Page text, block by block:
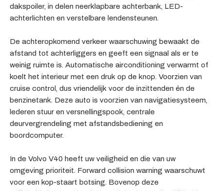
dakspoiler, in delen neerklapbare achterbank, LED-
achterlichten en verstelbare lendensteunen.
De achteropkomend verkeer waarschuwing bewaakt de
afstand tot achterliggers en geeft een signaal als er te
weinig ruimte is. Automatische airconditioning verwarmt of
koelt het interieur met een druk op de knop. Voorzien van
cruise control, dus vriendelijk voor de inzittenden én de
benzinetank. Deze auto is voorzien van navigatiesysteem,
lederen stuur en versnellingspook, centrale
deurvergrendeling met afstandsbediening en
boordcomputer.
In de Volvo V40 heeft uw veiligheid en die van uw
omgeving prioriteit. Forward collision warning waarschuwt
voor een kop-staart botsing. Bovenop deze